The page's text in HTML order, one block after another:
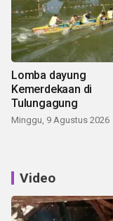
Lomba dayung
Kemerdekaan di
Tulungagung
Minggu, 9 Agustus 2026
Video